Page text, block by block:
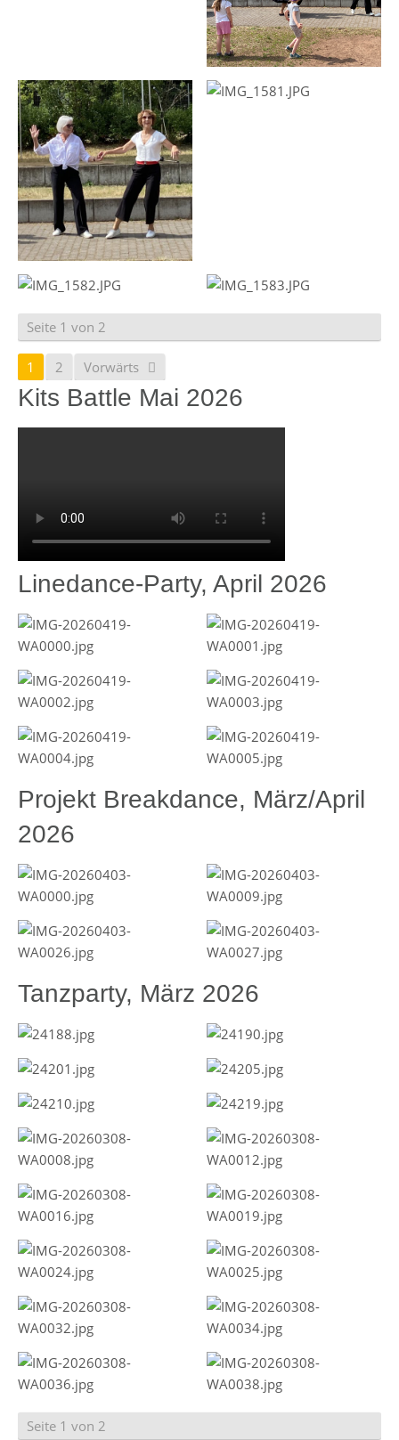
Seite 1 von 2
1 2 Vorwärts
Kits Battle Mai 2026
Linedance-Party, April 2026
Projekt Breakdance, März/April
2026
Tanzparty, März 2026
Seite 1 von 2